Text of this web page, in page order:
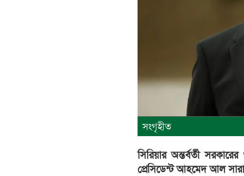
সংগৃহীত
সিরিয়ার অন্তর্বর্তী
প্রেসিডেন্ট আহমেদ আল